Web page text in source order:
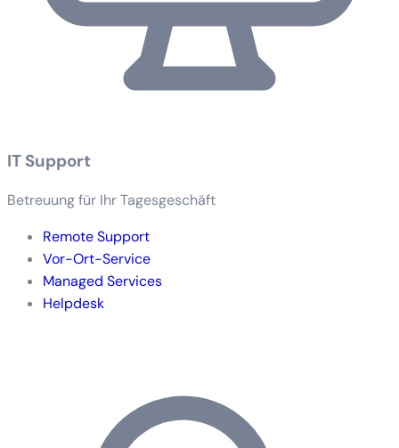
IT Support
Betreuung für Ihr Tagesgeschäft
Remote Support
Vor-Ort-Service
Managed Services
Helpdesk